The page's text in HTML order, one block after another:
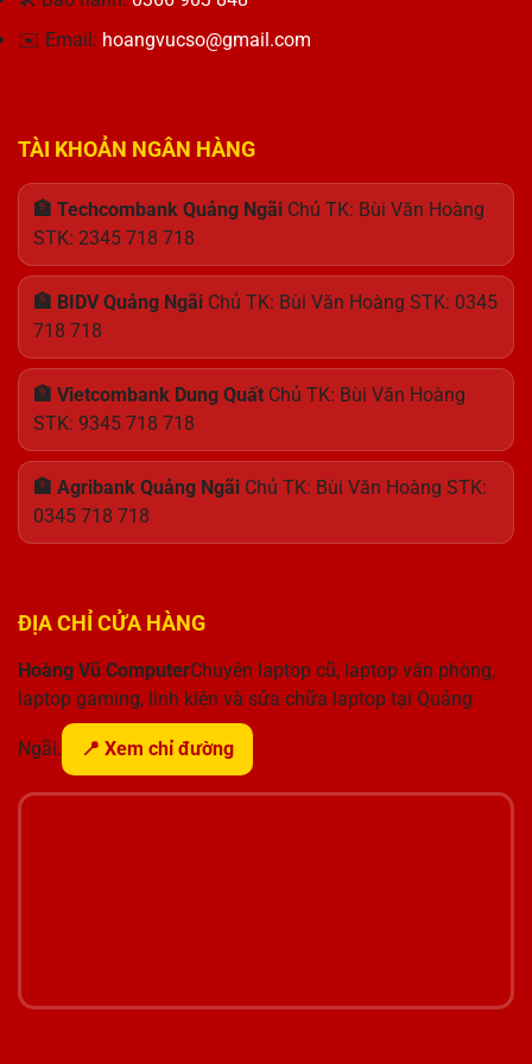
Hảo
✉️ Email: hoangvucso@gmail.com
TÀI KHOẢN NGÂN HÀNG
🏦 Techcombank Quảng Ngãi Chủ TK: Bùi Văn Hoàng
STK: 2345 718 718
🏦 BIDV Quảng Ngãi Chủ TK: Bùi Văn Hoàng STK: 0345
718 718
🏦 Vietcombank Dung Quất Chủ TK: Bùi Văn Hoàng
STK: 9345 718 718
🏦 Agribank Quảng Ngãi Chủ TK: Bùi Văn Hoàng STK:
0345 718 718
ĐỊA CHỈ CỬA HÀNG
Hoàng Vũ ComputerChuyên laptop cũ, laptop văn phòng,
laptop gaming, linh kiện và sửa chữa laptop tại Quảng
Ngãi. 📍 Xem chỉ đường